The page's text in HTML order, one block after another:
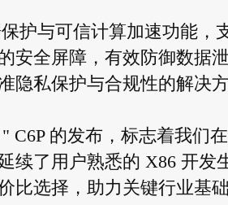
护与可信计算加速功能，
安全屏障，有效防御数据
隐私保护与合规性的解决方
C6P 的发布，标志着我们
续了用户熟悉的 X86 开发
比选择，助力关键行业基